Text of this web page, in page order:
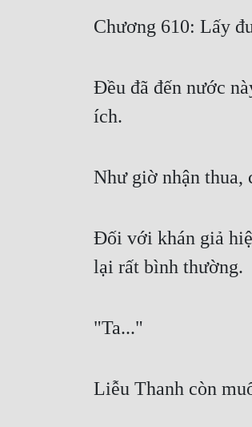
Chương 610: Lấy
Đều đã đến nước
ích.
Như giờ nhận thua,
Đối với khán giả
lại rất bình thường.
"Ta..."
Liễu Thanh còn